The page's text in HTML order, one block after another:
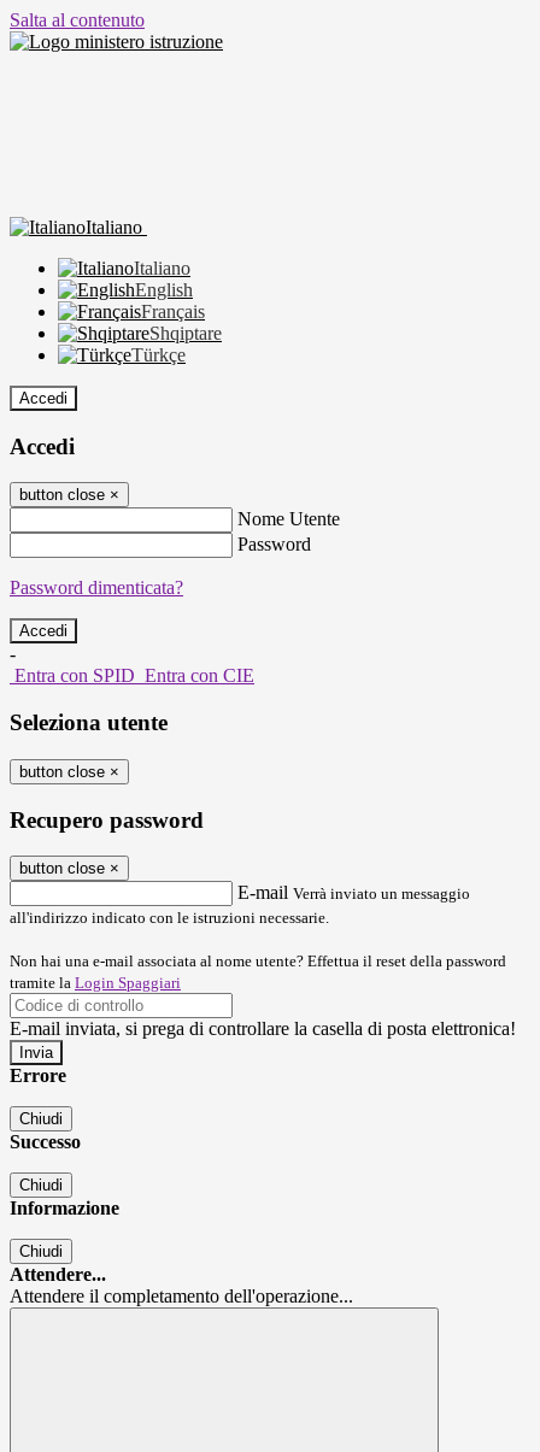
Salta al contenuto
Italiano
Italiano
English
Français
Shqiptare
Türkçe
Accedi
Accedi
button close ×
Nome Utente
Password
Password dimenticata?
-
Entra con SPID Entra con CIE
Seleziona utente
button close ×
Recupero password
button close ×
E-mail Verrà inviato un messaggio
all'indirizzo indicato con le istruzioni necessarie.
Non hai una e-mail associata al nome utente? Effettua il reset della password
tramite la Login Spaggiari
E-mail inviata, si prega di controllare la casella di posta elettronica!
Errore
Chiudi
Successo
Chiudi
Informazione
Chiudi
Attendere...
Attendere il completamento dell'operazione...